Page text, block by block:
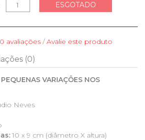
ESGOTADO
0 avaliações/Avalie este produto
(0)
VARIAÇÔES NOS
Neves
10 x 9 cm (diâmetro X altura)